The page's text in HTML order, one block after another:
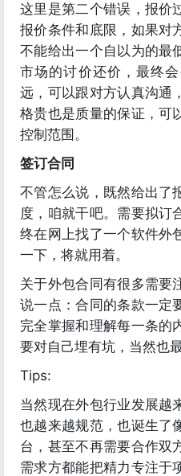
这里是第二个错误，报价
报价条件和底限，如果对
不能给出一个自以为的最
市场的讨价还价，最终
远，可以跟对方认真沟通
格贵也是质量的保证，可
控制范围。
签订合同
不管怎么说，既然给出了
度，咱就干吧。需要拟订
终在网上找了一个软件外
一下，将就用着。
关于外包合同有很多需要
说一点：合同的条款一定
完全掌握和理解每一条的
要对自己埋有坑，当然也
Tips:
当然现在外包行业发展越
也越来越规范，也诞生了
台，甚至不再需要合作双
需求方都能把精力专注于